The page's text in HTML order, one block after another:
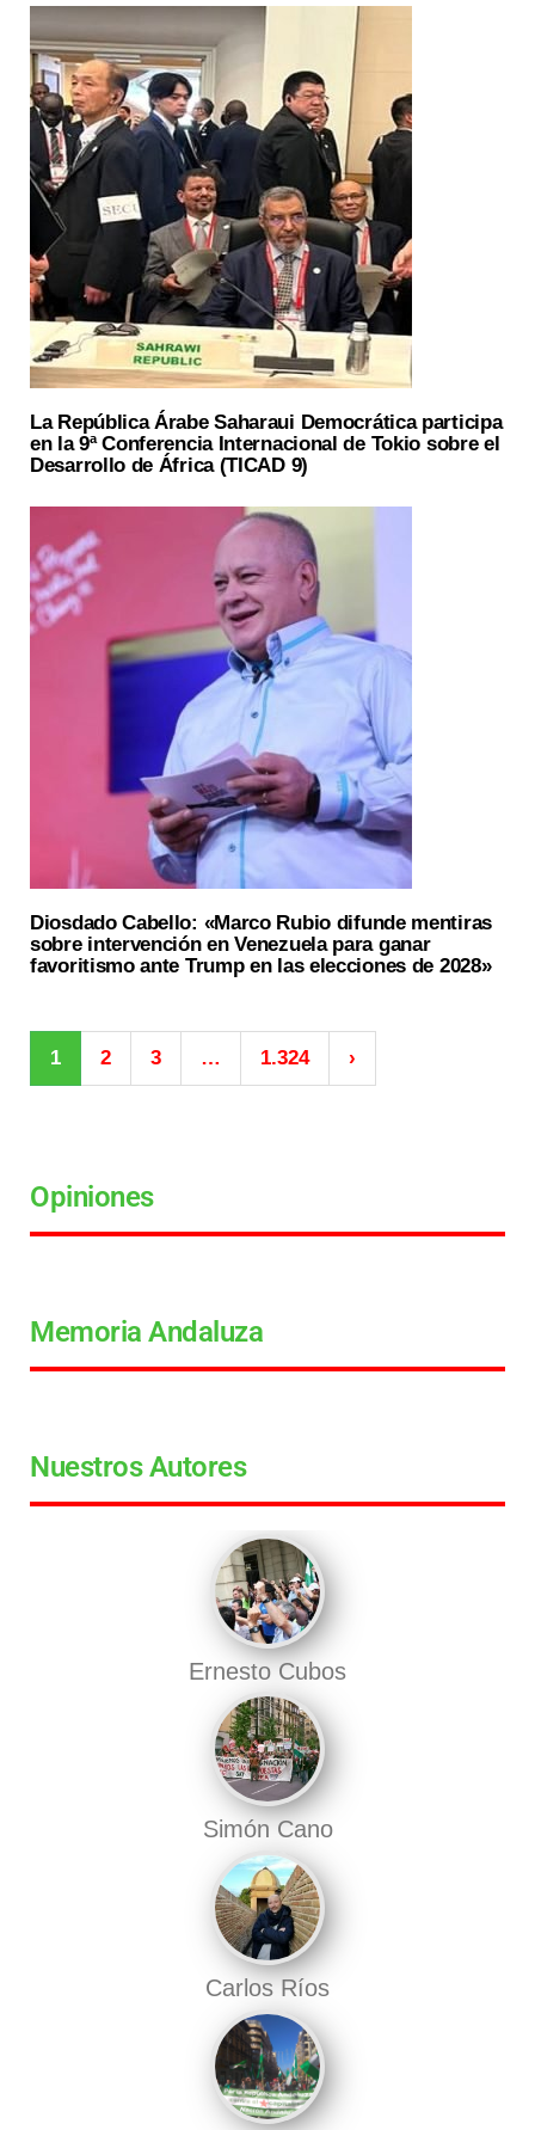
La República Árabe Saharaui Democrática participa
en la 9ª Conferencia Internacional de Tokio sobre el
Desarrollo de África (TICAD 9)
Diosdado Cabello: «Marco Rubio difunde mentiras
sobre intervención en Venezuela para ganar
favoritismo ante Trump en las elecciones de 2028»
1 2 3 … 1.324 ›
Opiniones
Memoria Andaluza
Nuestros Autores
Ernesto Cubos
Simón Cano
Carlos Ríos